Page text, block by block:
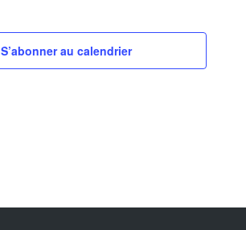
S’abonner au calendrier